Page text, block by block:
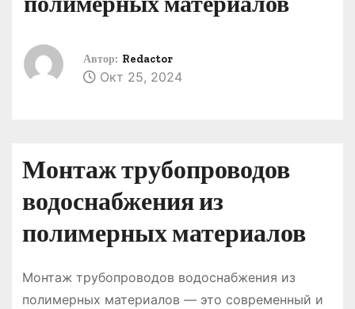
Автор: Redactor
Окт 25, 2024
Монтаж трубопроводов
водоснабжения из
полимерных материалов
Монтаж трубопроводов водоснабжения из
полимерных материалов ― это современный и